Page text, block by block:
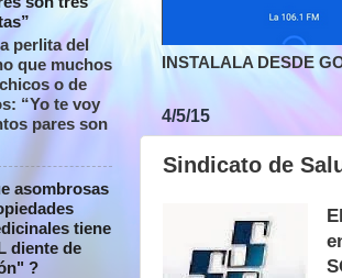
INSTALALA DESDE
4/5/15
Sindicato de
perlita del
que muchos
o de
“Yo te voy
pares son
asombrosas
tiene
diente de
?